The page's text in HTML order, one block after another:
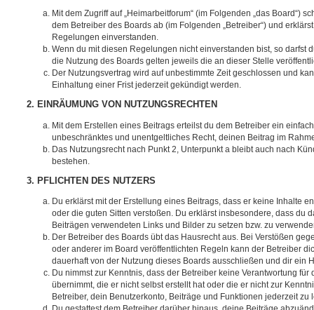
Mit dem Zugriff auf „Heimarbeitforum“ (im Folgenden „das Board“)
dem Betreiber des Boards ab (im Folgenden „Betreiber“) und
Regelungen einverstanden.
Wenn du mit diesen Regelungen nicht einverstanden bist, so darfst
die Nutzung des Boards gelten jeweils die an dieser Stelle
Der Nutzungsvertrag wird auf unbestimmte Zeit geschlossen und
Einhaltung einer Frist jederzeit gekündigt werden.
2. EINRÄUMUNG VON NUTZUNGSRECHTEN
Mit dem Erstellen eines Beitrags erteilst du dem Betreiber ein
unbeschränktes und unentgeltliches Recht, deinen Beitrag im
Das Nutzungsrecht nach Punkt 2, Unterpunkt a bleibt auch nach
bestehen.
3. PFLICHTEN DES NUTZERS
Du erklärst mit der Erstellung eines Beitrags, dass er keine Inhalte
oder die guten Sitten verstoßen. Du erklärst insbesondere, dass du
Beiträgen verwendeten Links und Bilder zu setzen bzw. zu
Der Betreiber des Boards übt das Hausrecht aus. Bei Verstößen
oder anderer im Board veröffentlichten Regeln kann der Betreiber
dauerhaft von der Nutzung dieses Boards ausschließen und dir ein
Du nimmst zur Kenntnis, dass der Betreiber keine Verantwortung für
übernimmt, die er nicht selbst erstellt hat oder die er nicht zur
Betreiber, dein Benutzerkonto, Beiträge und Funktionen jederzeit zu